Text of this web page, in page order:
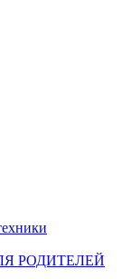
РОДИТЕЛЕЙ